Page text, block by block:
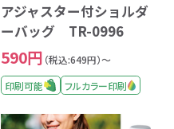
アジャスター付ショルダ
ーバッグ TR-0996
590円 （税込:649円）～
印刷可能
フルカラー印刷